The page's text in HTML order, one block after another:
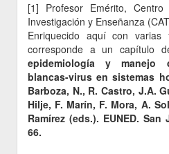
[1] Profesor Emérito,
Investigación y Enseñanza
Enriquecido aquí con varias
corresponde a un capítulo
epidemiología y manejo
blancas-virus en sistemas
Barboza, N., R. Castro, J.A.
Hilje, F. Marín, F. Mora, A.
Ramírez (eds.). EUNED.
66.